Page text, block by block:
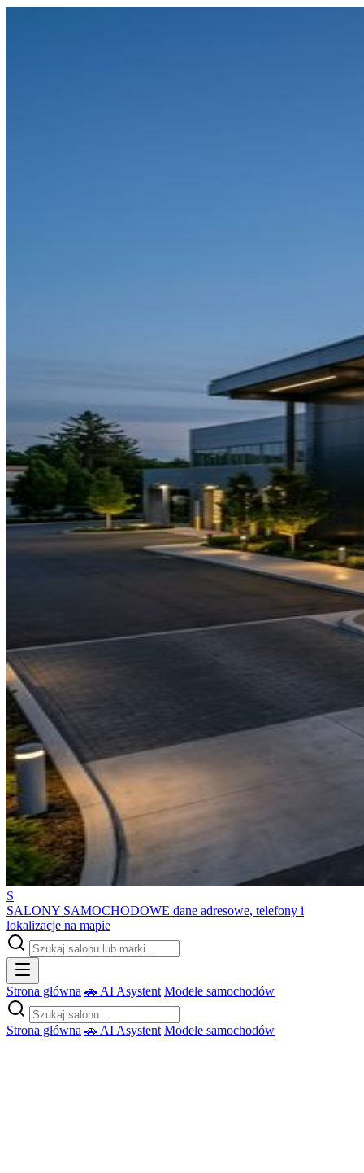
S
SALONY SAMOCHODOWE dane adresowe, telefony i
lokalizacje na mapie
Strona główna 🚗 AI Asystent Modele samochodów
Strona główna 🚗 AI Asystent Modele samochodów